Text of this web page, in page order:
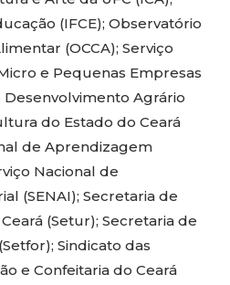
(IFCE); Observatório
(OCCA); Serviço
e Pequenas Empresas
Desenvolvimento Agrário
do Estado do Ceará
de Aprendizagem
Nacional de
(SENAI); Secretaria de
(Setur); Secretaria de
Sindicato das
e Confeitaria do Ceará